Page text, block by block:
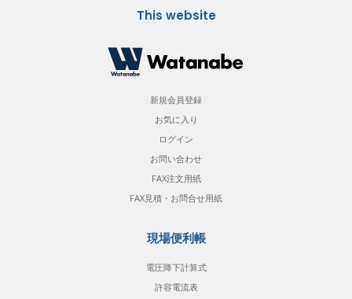
This website
新規会員登録
お気に入り
ログイン
お問い合わせ
FAX注文用紙
FAX見積・お問合せ用紙
現場便利帳
電圧降下計算式
許容電流表